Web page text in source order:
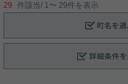
29 件該当/ 1 〜 29件を表示